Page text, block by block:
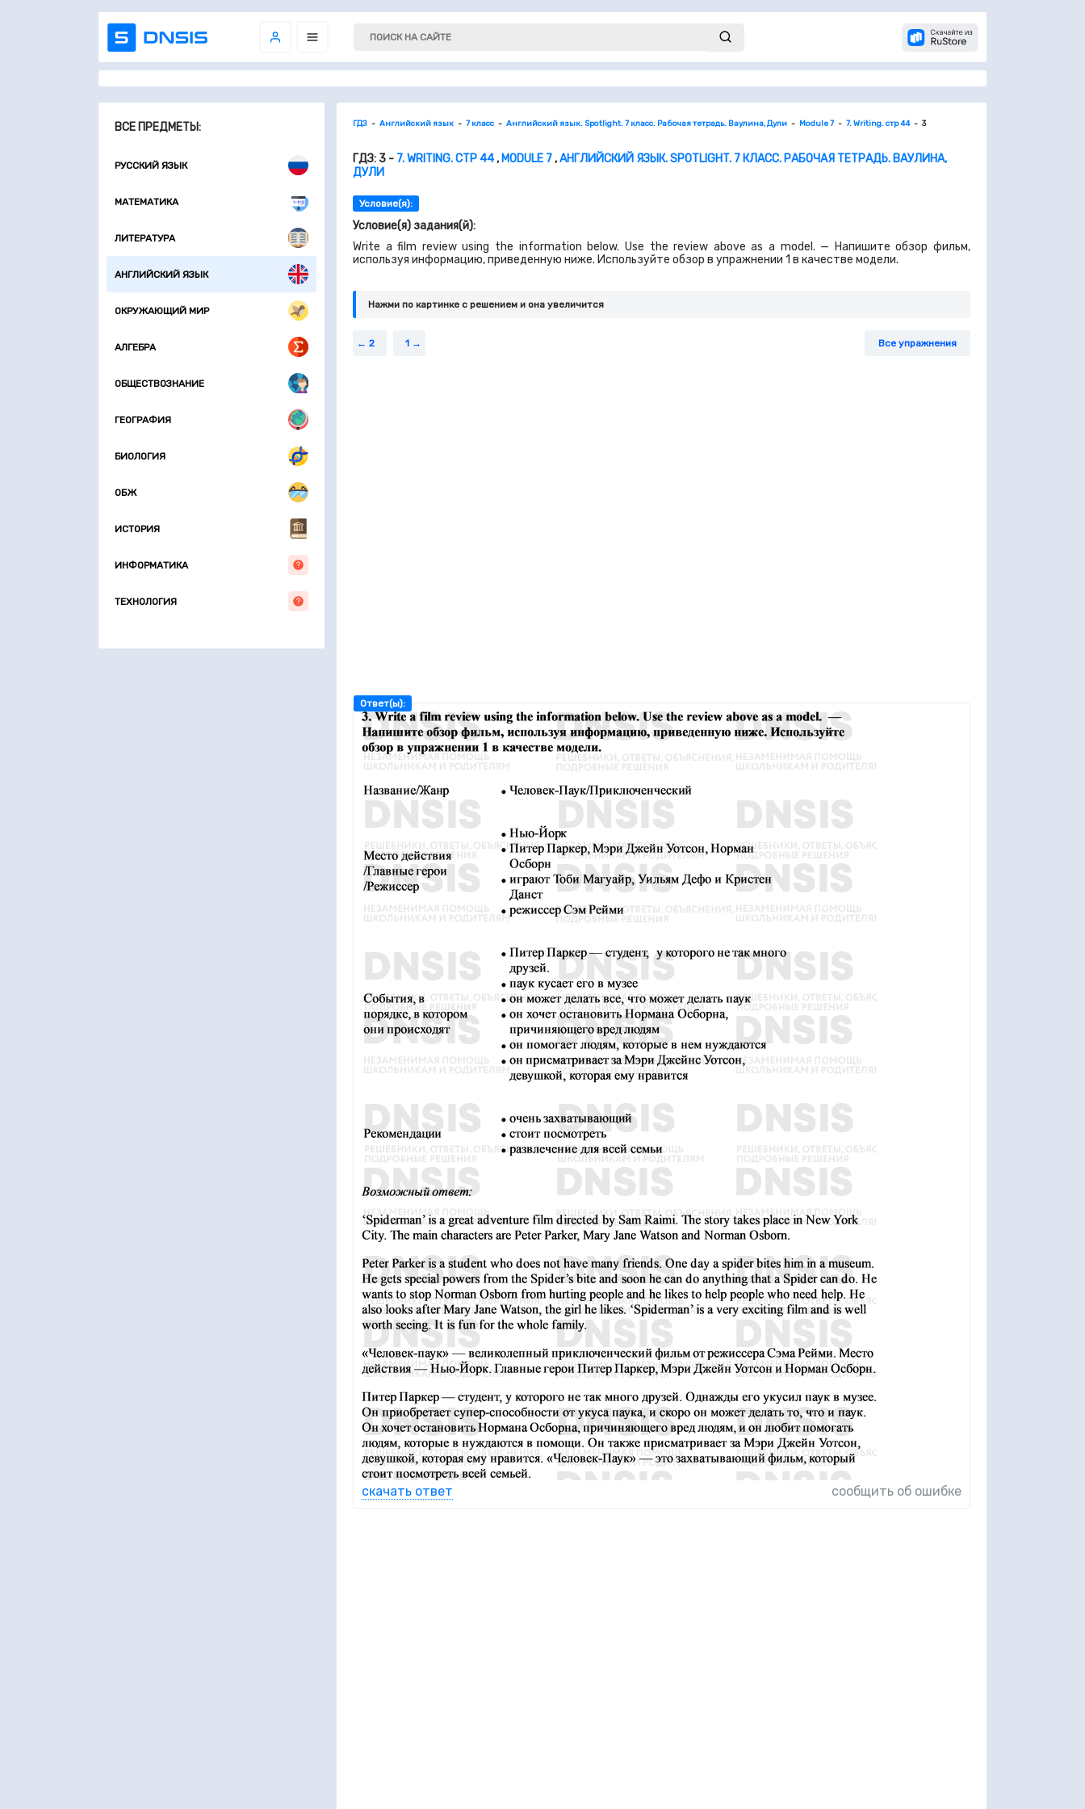
ВСЕ ПРЕДМЕТЫ:
РУССКИЙ ЯЗЫК
МАТЕМАТИКА
ЛИТЕРАТУРА
АНГЛИЙСКИЙ ЯЗЫК
ОКРУЖАЮЩИЙ МИР
АЛГЕБРА
ОБЩЕСТВОЗНАНИЕ
ГЕОГРАФИЯ
БИОЛОГИЯ
ОБЖ
ИСТОРИЯ
ИНФОРМАТИКА
ТЕХНОЛОГИЯ
ГДЗ Английский язык 7 класс Английский язык. Spotlight. 7 класс. Рабочая тетрадь. Ваулина, Дули Module 7 7. Writing. стр 44 3
ГДЗ: 3 - 7. WRITING. СТР 44, MODULE 7,АНГЛИЙСКИЙ ЯЗЫК. SPOTLIGHT. 7 КЛАСС. РАБОЧАЯ ТЕТРАДЬ. ВАУЛИНА,
ДУЛИ
Условие(я):
Условие(я) задания(й):
Write a film review using the information below. Use the review above as a model. — Напишите обзор фильм,
используя информацию, приведенную ниже. Используйте обзор в упражнении 1 в качестве модели.
Нажми по картинке c решением и она увеличится
2 1 Все упражнения
Ответ(ы):
скачать ответ сообщить об ошибке